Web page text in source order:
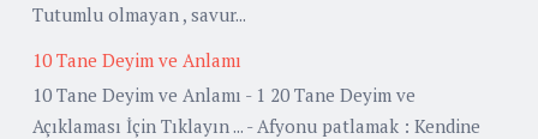
Tutumlu olmayan , savur...
10 Tane Deyim ve Anlamı
10 Tane Deyim ve Anlamı - 1 20 Tane Deyim ve
Açıklaması İçin Tıklayın ... - Afyonu patlamak : Kendine